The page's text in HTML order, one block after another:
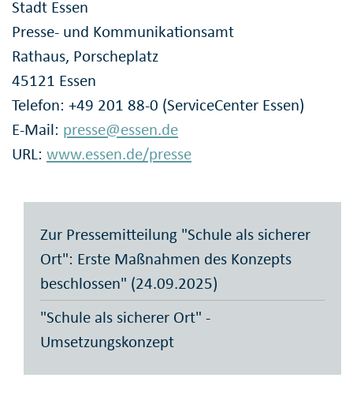
Stadt Essen
Presse- und Kommunikationsamt
Rathaus, Porscheplatz
45121 Essen
Telefon: +49 201 88-0 (ServiceCenter Essen)
E-Mail: presse@essen.de
URL: www.essen.de/presse
Zur Pressemitteilung "Schule als sicherer
Ort": Erste Maßnahmen des Konzepts
beschlossen" (24.09.2025)
"Schule als sicherer Ort" -
Umsetzungskonzept